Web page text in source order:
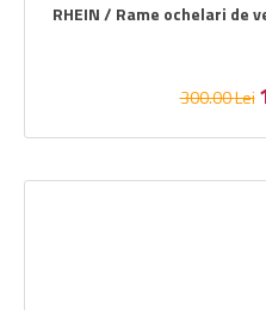
RHEIN / Rame ochelari de
300.00Lei